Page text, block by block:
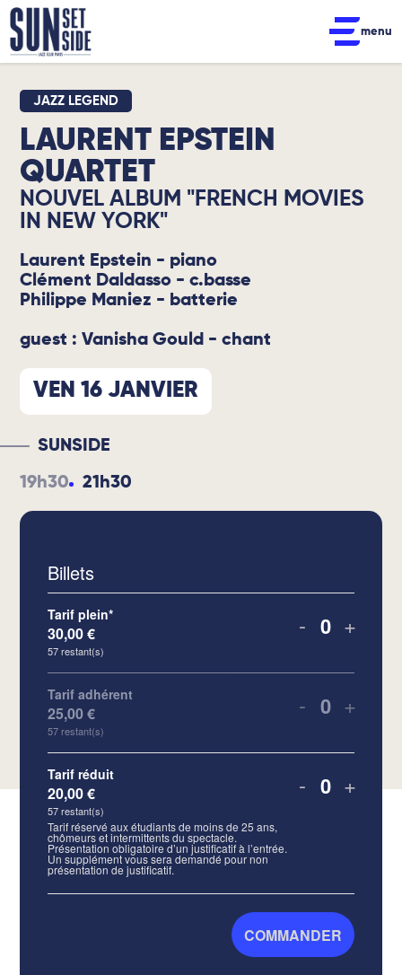
menu
JAZZ LEGEND
LAURENT EPSTEIN
QUARTET
NOUVEL ALBUM "FRENCH MOVIES
IN NEW YORK"
Laurent Epstein - piano
Clément Daldasso - c.basse
Philippe Maniez - batterie
guest : Vanisha Gould - chant
VEN 16 JANVIER
SUNSIDE
19h30 21h30
Billets
Tarif plein*
30,00€
57restant(s)
- Quantité
+
Tarif adhérent
25,00€
57 restant(s)
- Quantité
+
Tarif réduit
Tarif réservé aux étudiants de moins de 25 ans,
chômeurs et intermittents du spectacle.
Présentation obligatoire d’un justificatif à l’entrée.
Un supplément vous sera demandé pour non
présentation de justificatif.
20,00€
57restant(s)
- Quantité
+
COMMANDER